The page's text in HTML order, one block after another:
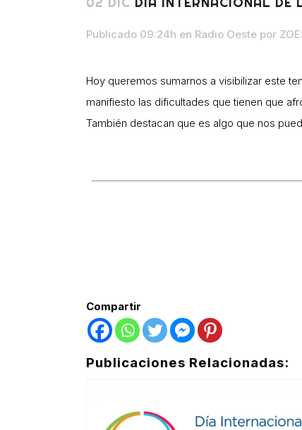
Publicado 09:24h en Radio Oeste por
Hoy queremos sumarnos a visibilizar este
manifiesto las dificultades que tienen que
También destacan que es algo que nos
Compartir
Publicaciones Relacionadas: